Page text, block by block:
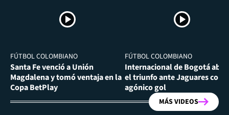
FÚTBOL COLOMBIANO
Santa Fe venció a Unión
Magdalena y tomó ventaja en la
Copa BetPlay
FÚTBOL COLOMBIANO
Internacional de Bogotá
el triunfo ante Jaguares con
agónico gol
MÁS VIDEOS